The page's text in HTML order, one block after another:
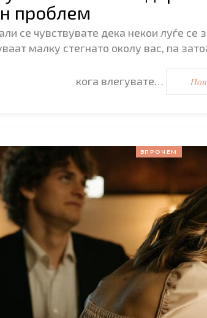
проблем
се чувствувате дека некои луѓе се
малку стегнато околу вас, па
кога влегувате…
ВПРОЧЕМ